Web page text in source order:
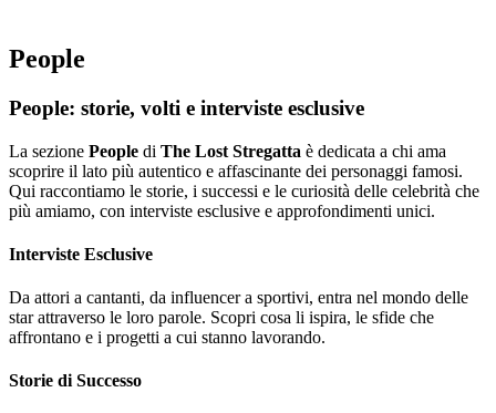
People
People: storie, volti e interviste esclusive
La sezione People di The Lost Stregatta è dedicata a chi ama
scoprire il lato più autentico e affascinante dei personaggi famosi.
Qui raccontiamo le storie, i successi e le curiosità delle celebrità che
più amiamo, con interviste esclusive e approfondimenti unici.
Interviste Esclusive
Da attori a cantanti, da influencer a sportivi, entra nel mondo delle
star attraverso le loro parole. Scopri cosa li ispira, le sfide che
affrontano e i progetti a cui stanno lavorando.
Storie di Successo